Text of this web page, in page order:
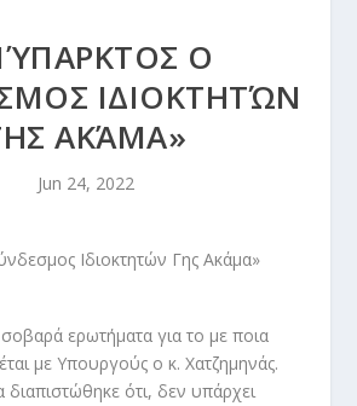
Ο
ΙΔΙΟΚΤΗΤΏΝ
ΑΚΆΜΑ»
Jun 24, 2022
ερωτήματα για το με ποια
με Υπουργούς ο κ. Χατζημηνάς.
ότι, δεν υπάρχει